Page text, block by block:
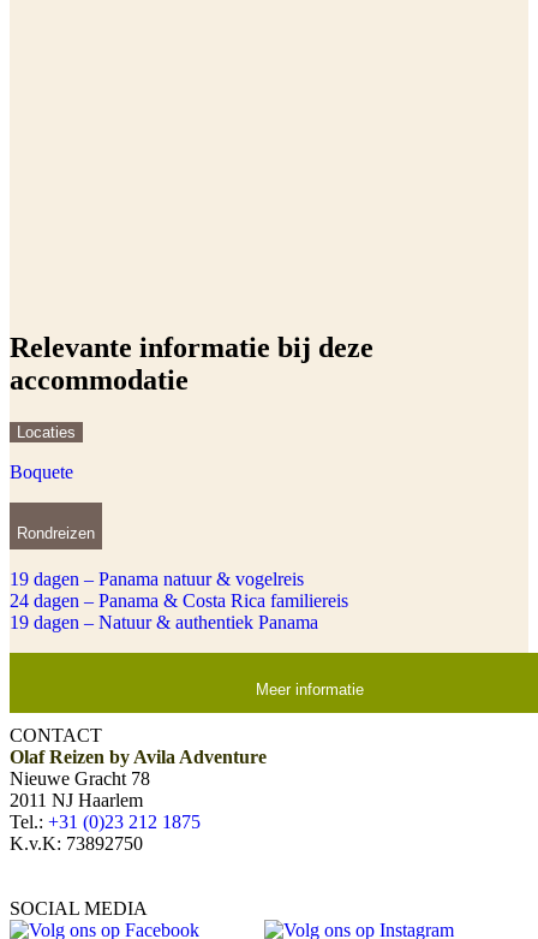
Relevante informatie bij deze
accommodatie
Locaties
Boquete
Rondreizen
19 dagen – Panama natuur & vogelreis
24 dagen – Panama & Costa Rica familiereis
19 dagen – Natuur & authentiek Panama
Meer informatie
CONTACT
Olaf Reizen by Avila Adventure
Nieuwe Gracht 78
2011 NJ Haarlem
Tel.: +31 (0)23 212 1875
K.v.K: 73892750
SOCIAL MEDIA